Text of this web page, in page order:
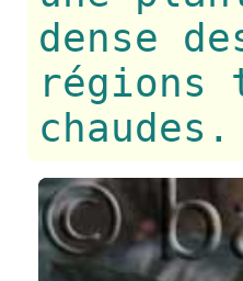
dense
régions
chaudes.